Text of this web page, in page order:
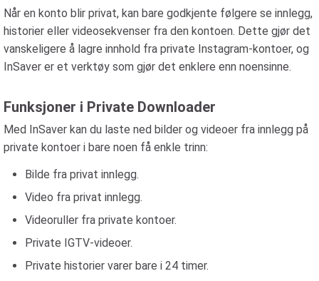
Når en konto blir privat, kan bare godkjente følgere se innlegg,
historier eller videosekvenser fra den kontoen. Dette gjør det
vanskeligere å lagre innhold fra private Instagram-kontoer, og
InSaver er et verktøy som gjør det enklere enn noensinne.
Funksjoner i Private Downloader
Med InSaver kan du laste ned bilder og videoer fra innlegg på
private kontoer i bare noen få enkle trinn:
Bilde fra privat innlegg.
Video fra privat innlegg.
Videoruller fra private kontoer.
Private IGTV-videoer.
Private historier varer bare i 24 timer.